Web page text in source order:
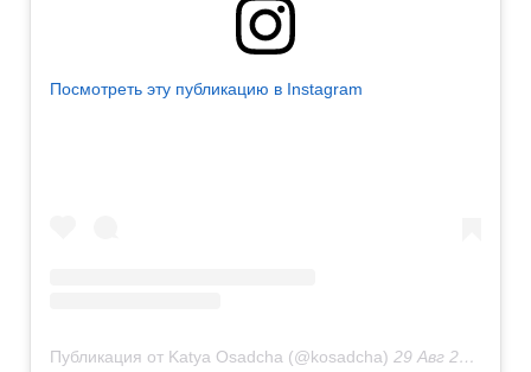
Посмотреть эту публикацию в Instagram
Публикация от Katya Osadcha (@kosadcha) 29 Авг 2020 в 3:10 PDT